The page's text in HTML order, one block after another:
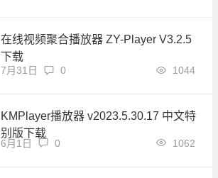
在线视频聚合播放器 ZY-Player V3.2.5
下载
7月31日 1044
0
KMPlayer播放器 v2023.5.30.17 中文特
别版下载
6月1日 1062
0